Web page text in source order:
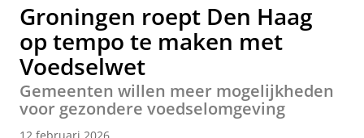
Groningen roept Den Haag
op tempo te maken met
Voedselwet
Gemeenten willen meer mogelijkheden
voor gezondere voedselomgeving